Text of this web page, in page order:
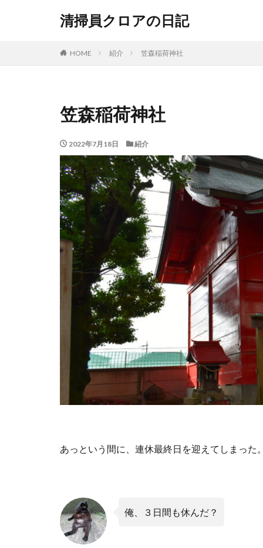
清掃員クロアの日記
HOME 紹介 笠森稲荷神社
笠森稲荷神社
2022年7月18日 紹介
あっという間に、連休最終日を迎えてしまった
俺、３日間も休んだ？